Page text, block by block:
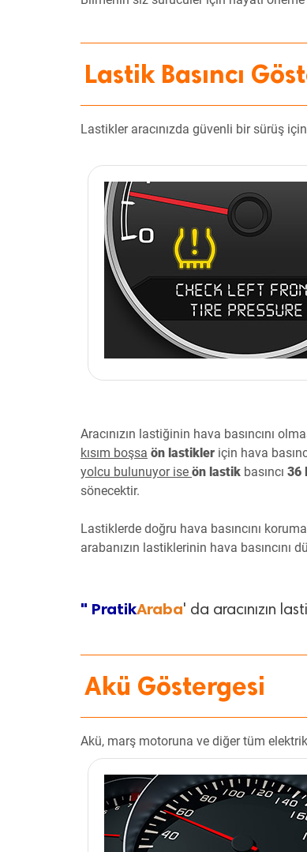
Lastik Basıncı
Lastikler aracınızda güvenli bir sürüş
Aracınızın lastiğinin hava basıncını
kısım boşsa ön lastikler için hava
yolcu bulunuyor ise ön lastik basıncı 36
sönecektir.
Lastiklerde doğru hava basıncını
arabanızın lastiklerinin hava basıncını
" PratikAraba' da aracınızın
Akü Göstergesi
Akü, marş motoruna ve diğer tüm